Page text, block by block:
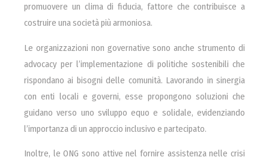
promuovere un clima di fiducia, fattore che contribuisce a
costruire una società più armoniosa.
Le organizzazioni non governative sono anche strumento di
advocacy per l’implementazione di politiche sostenibili che
rispondano ai bisogni delle comunità. Lavorando in sinergia
con enti locali e governi, esse propongono soluzioni che
guidano verso uno sviluppo equo e solidale, evidenziando
l’importanza di un approccio inclusivo e partecipato.
Inoltre, le ONG sono attive nel fornire assistenza nelle crisi